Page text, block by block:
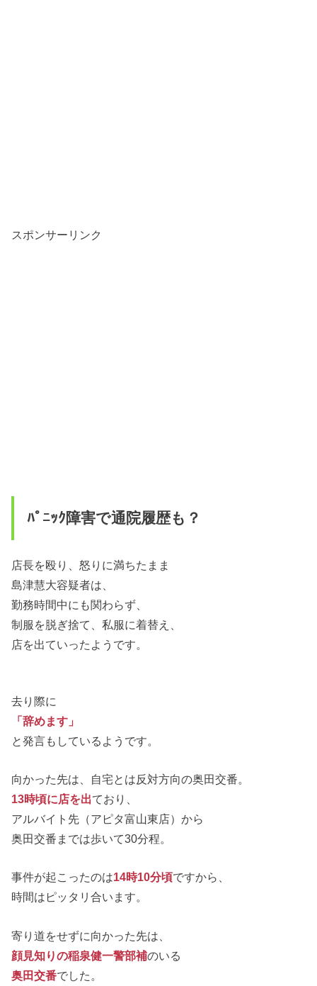
スポンサーリンク
ﾊﾟﾆｯｸ障害で通院履歴も？
店長を殴り、怒りに満ちたまま
島津慧大容疑者は、
勤務時間中にも関わらず、
制服を脱ぎ捨て、私服に着替え、
店を出ていったようです。
去り際に
「辞めます」
と発言もしているようです。
向かった先は、自宅とは反対方向の奥田交番。
13時頃に店を出ており、
アルバイト先（アピタ富山東店）から
奥田交番までは歩いて30分程。
事件が起こったのは14時10分頃ですから、
時間はピッタリ合います。
寄り道をせずに向かった先は、
顔見知りの稲泉健一警部補のいる
奥田交番でした。